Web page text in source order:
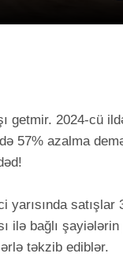
getmir. 2024-cü
57% azalma
satışlar
ilə bağlı
təkzib ediblər.